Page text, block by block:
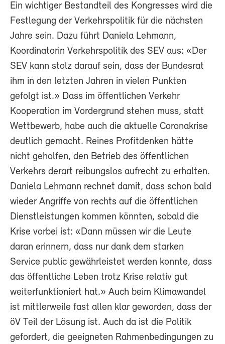
Ein wichtiger Bestandteil des Kongresses wird die
Festlegung der Verkehrspolitik für die nächsten
Jahre sein. Dazu führt Daniela Lehmann,
Koordinatorin Verkehrspolitik des SEV aus: «Der
SEV kann stolz darauf sein, dass der Bundesrat
ihm in den letzten Jahren in vielen Punkten
gefolgt ist.» Dass im öffentlichen Verkehr
Kooperation im Vordergrund stehen muss, statt
Wettbewerb, habe auch die aktuelle Coronakrise
deutlich gemacht. Reines Profitdenken hätte
nicht geholfen, den Betrieb des öffentlichen
Verkehrs derart reibungslos aufrecht zu erhalten.
Daniela Lehmann rechnet damit, dass schon bald
wieder Angriffe von rechts auf die öffentlichen
Dienstleistungen kommen könnten, sobald die
Krise vorbei ist: «Dann müssen wir die Leute
daran erinnern, dass nur dank dem starken
Service public gewährleistet werden konnte, dass
das öffentliche Leben trotz Krise relativ gut
weiterfunktioniert hat.» Auch beim Klimawandel
ist mittlerweile fast allen klar geworden, dass der
öV Teil der Lösung ist. Auch da ist die Politik
gefordert, die geeigneten Rahmenbedingungen zu